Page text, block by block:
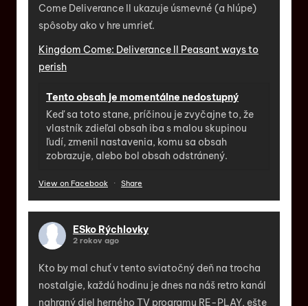
Come Deliverance II ukazuje úsmevné (a hlúpe)
spôsoby ako v hre umrieť.
Kingdom Come: Deliverance II Peasant ways to
perish
Tento obsah je momentálne nedostupný
Keď sa toto stane, príčinou je zvyčajne to, že
vlastník zdieľal obsah iba s malou skupinou
ľudí, zmenil nastavenia, komu sa obsah
zobrazuje, alebo bol obsah odstránený.
View on Facebook · Share
ESko Rýchlovky
2 rokov ago
Kto by mal chuť v tento sviatočný deň na trocha
nostalgie, každú hodinu je dnes na náš retro kanál
nahraný diel herného TV programu RE-PLAY, ešte